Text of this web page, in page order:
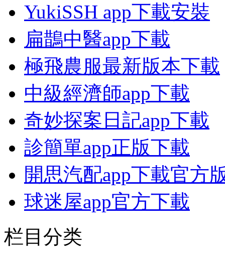
YukiSSH app下載安裝
扁鵲中醫app下載
極飛農服最新版本下載
中級經濟師app下載
奇妙探案日記app下載
診簡單app正版下載
開思汽配app下載官方
球迷屋app官方下載
栏目分类